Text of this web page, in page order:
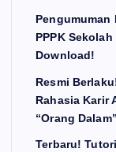
Pengumuman
PPPK
Download!
Resmi
Rahasia Karir
“Orang Dalam”
Terbaru!